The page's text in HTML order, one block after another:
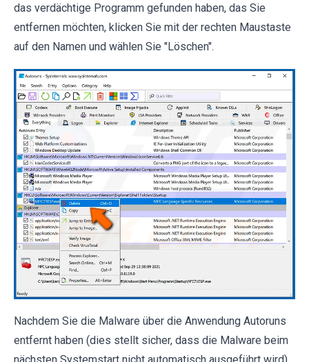
das verdächtige Programm gefunden haben, das Sie
entfernen möchten, klicken Sie mit der rechten Maustaste
auf den Namen und wählen Sie "Löschen".
Nachdem Sie die Malware über die Anwendung Autoruns
entfernt haben (dies stellt sicher, dass die Malware beim